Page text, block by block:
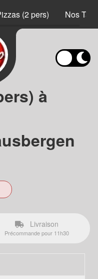
(2 pers) Nos
à
Livraison
Précommande pour 11h30